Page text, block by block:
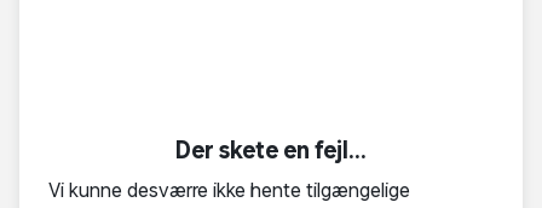
Der skete en fejl...
Vi kunne desværre ikke hente tilgængelige